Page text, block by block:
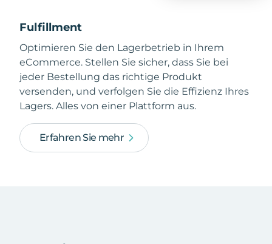
Fulfillment
Optimieren Sie den Lagerbetrieb in Ihrem
eCommerce. Stellen Sie sicher, dass Sie bei
jeder Bestellung das richtige Produkt
versenden, und verfolgen Sie die Effizienz Ihres
Lagers. Alles von einer Plattform aus.
Erfahren Sie mehr